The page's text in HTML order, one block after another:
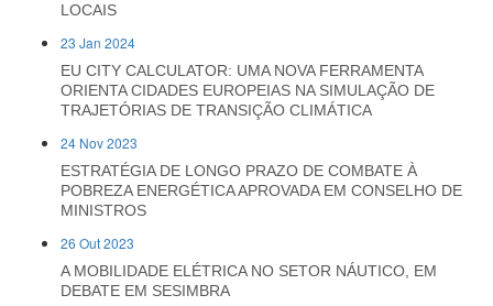
LOCAIS
23 Jan 2024
EU CITY CALCULATOR: UMA NOVA FERRAMENTA
ORIENTA CIDADES EUROPEIAS NA SIMULAÇÃO DE
TRAJETÓRIAS DE TRANSIÇÃO CLIMÁTICA
24 Nov 2023
ESTRATÉGIA DE LONGO PRAZO DE COMBATE À
POBREZA ENERGÉTICA APROVADA EM CONSELHO DE
MINISTROS
26 Out 2023
A MOBILIDADE ELÉTRICA NO SETOR NÁUTICO, EM
DEBATE EM SESIMBRA